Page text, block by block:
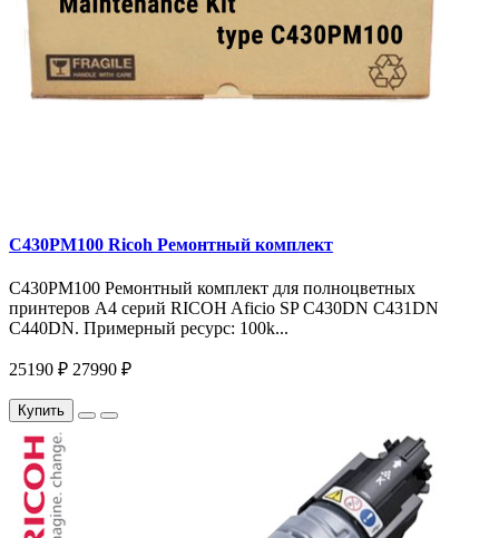
C430PM100 Ricoh Ремонтный комплект
C430PM100 Ремонтный комплект для полноцветных
принтеров A4 серий RICOH Aficio SP C430DN C431DN
C440DN. Примерный ресурс: 100k...
25190 ₽ 27990 ₽
Купить